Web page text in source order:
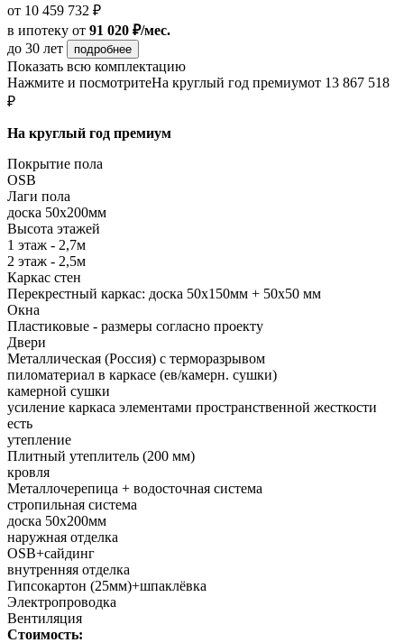
от 10 459 732 ₽
в ипотеку от 91 020 ₽/мес.
до 30 лет
подробнее
Показать всю комплектацию
Нажмите и посмотритеНа круглый год премиумот 13 867 518
₽
На круглый год премиум
Покрытие пола
OSB
Лаги пола
доска 50х200мм
Высота этажей
1 этаж - 2,7м
2 этаж - 2,5м
Каркас стен
Перекрестный каркас: доска 50х150мм + 50х50 мм
Окна
Пластиковые - размеры согласно проекту
Двери
Металлическая (Россия) с терморазрывом
пиломатериал в каркасе (ев/камерн. сушки)
камерной сушки
усиление каркаса элементами пространственной жесткости
есть
утепление
Плитный утеплитель (200 мм)
кровля
Металлочерепица + водосточная система
стропильная система
доска 50х200мм
наружная отделка
OSB+сайдинг
внутренняя отделка
Гипсокартон (25мм)+шпаклёвка
Электропроводка
Вентиляция
Стоимость: